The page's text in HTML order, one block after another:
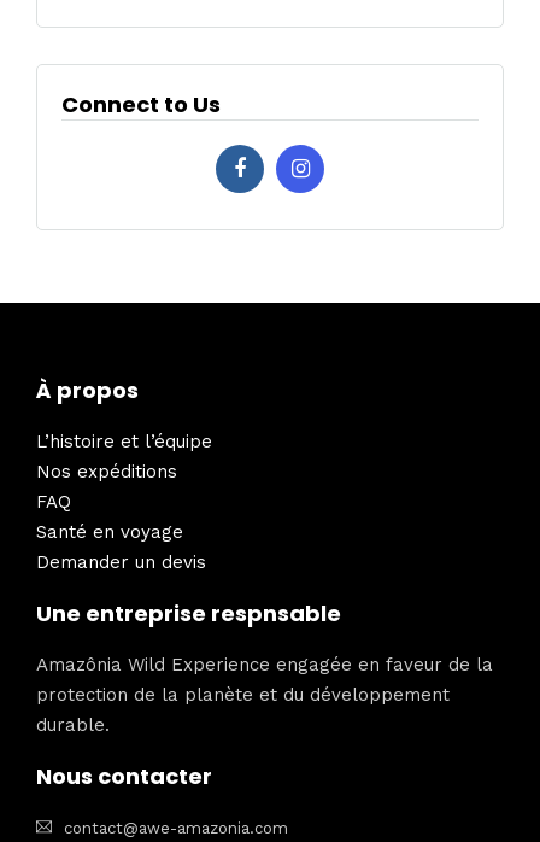
Connect to Us
À propos
L’histoire et l’équipe
Nos expéditions
FAQ
Santé en voyage
Demander un devis
Une entreprise respnsable
Amazônia Wild Experience engagée en faveur de la
protection de la planète et du développement
durable.
Nous contacter
contact@awe-amazonia.com